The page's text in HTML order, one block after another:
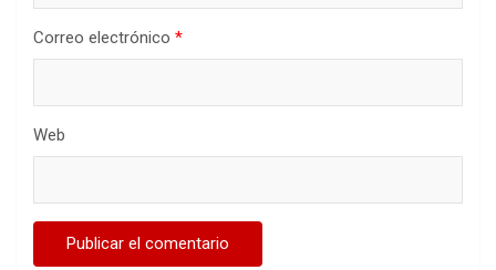
Correo electrónico *
Web